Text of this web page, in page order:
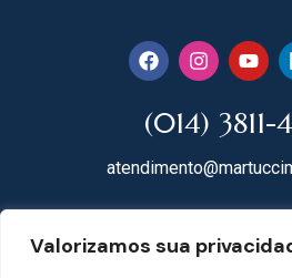
Valorizamos sua
(014)
18602-091 Centro –